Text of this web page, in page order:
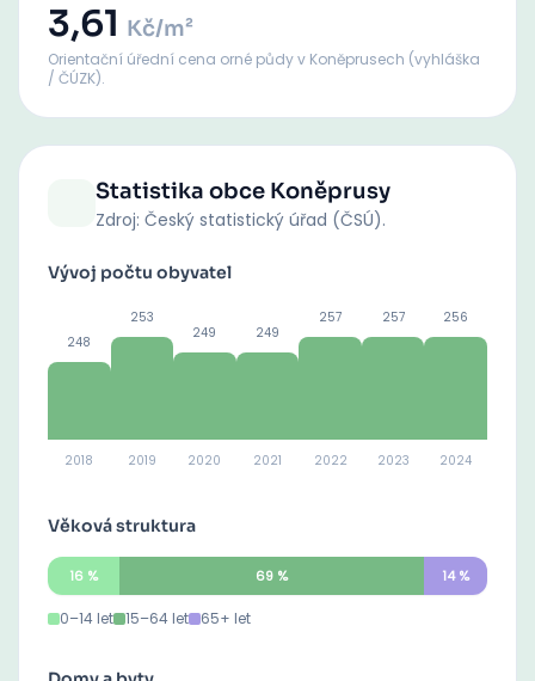
3,61 Kč/m²
Orientační úřední cena orné půdyv Koněprusech (vyhláška
/ ČÚZK).
Statistika obce Koněprusy
Zdroj: Český statistický úřad (ČSÚ).
Vývoj počtu obyvatel
248
2018
253
2019
249
2020
249
2021
257
2022
257
2023
256
2024
Věková struktura
16 % 69 % 14%
0–14 let 15–64 let 65+ let